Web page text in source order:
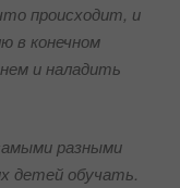
происходит, и
в конечном
и наладить
разными
детей обучать.